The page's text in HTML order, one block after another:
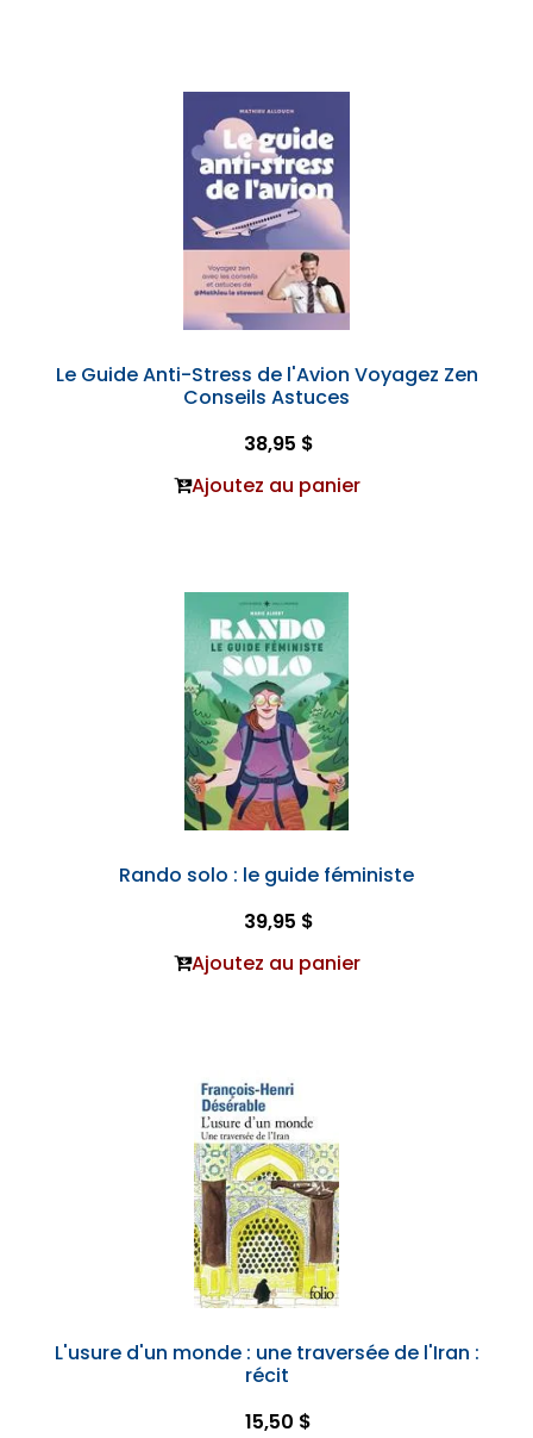
Le Guide Anti-Stress de l'Avion Voyagez Zen
Conseils Astuces
38,95 $
Ajoutez au panier
Rando solo : le guide féministe
39,95 $
Ajoutez au panier
L'usure d'un monde : une traversée de l'Iran :
récit
15,50 $